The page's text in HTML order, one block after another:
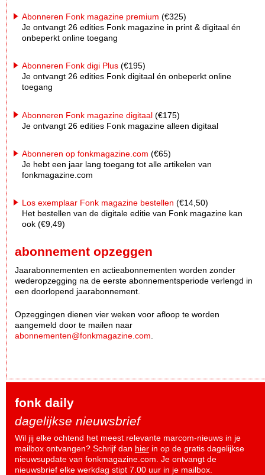
Abonneren Fonk magazine premium (€325)
Je ontvangt 26 edities Fonk magazine in print & digitaal én
onbeperkt online toegang
Abonneren Fonk digi Plus (€195)
Je ontvangt 26 edities Fonk digitaal én onbeperkt online
toegang
Abonneren Fonk magazine digitaal (€175)
Je ontvangt 26 edities Fonk magazine alleen digitaal
Abonneren op fonkmagazine.com (€65)
Je hebt een jaar lang toegang tot alle artikelen van
fonkmagazine.com
Los exemplaar Fonk magazine bestellen (€14,50)
Het bestellen van de digitale editie van Fonk magazine kan
ook (€9,49)
abonnement opzeggen
Jaarabonnementen en actieabonnementen worden zonder
wederopzegging na de eerste abonnementsperiode verlengd in
een doorlopend jaarabonnement.
Opzeggingen dienen vier weken voor afloop te worden
aangemeld door te mailen naar
abonnementen@fonkmagazine.com
fonk daily
dagelijkse nieuwsbrief
Wil jij elke ochtend het meest relevante marcom-nieuws in je
mailbox ontvangen? Schrijf dan hier in op de gratis dagelijkse
nieuwsupdate van fonkmagazine.com. Je ontvangt de
nieuwsbrief elke werkdag stipt 7.00 uur in je mailbox.